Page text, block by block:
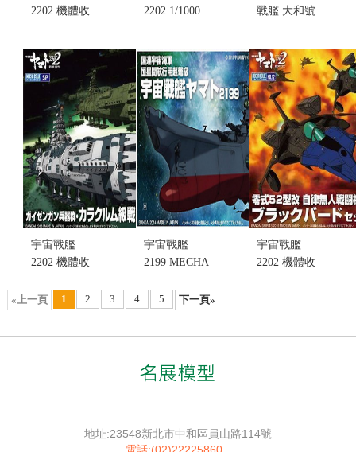
2202 機體收
COLLE
NO.04
U.N.C.F.AAA-
3 阿波羅諾姆
號 (不挑盒
況)(售完缺
貨......
售價:0
2202 1/1000
球聯邦宇宙
戰艦
YUNAGI 夕
風號艦隊套
組 (不挑盒
況)(售完缺
貨......
售價:0
戰艦 大和號
(不挑盒況)
(售完缺貨...
售價:0
宇宙戰艦
2202 機體收
COLLE
宇宙戰艦
2199 MECHA
SERIES
YAMATO 宇
宙戰艦大和
貨........
宇宙戰艦
2202 機體收
«上一頁 1 2 3 4 5 下一頁»
地址:23548新北市中和區員山路114號